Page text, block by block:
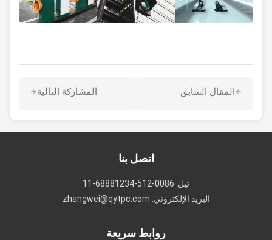
المقال السابق المشاركة التالية
اتصل بنا
البريد الإلكتروني: zhangwei@qytpc.com
روابط سريعة